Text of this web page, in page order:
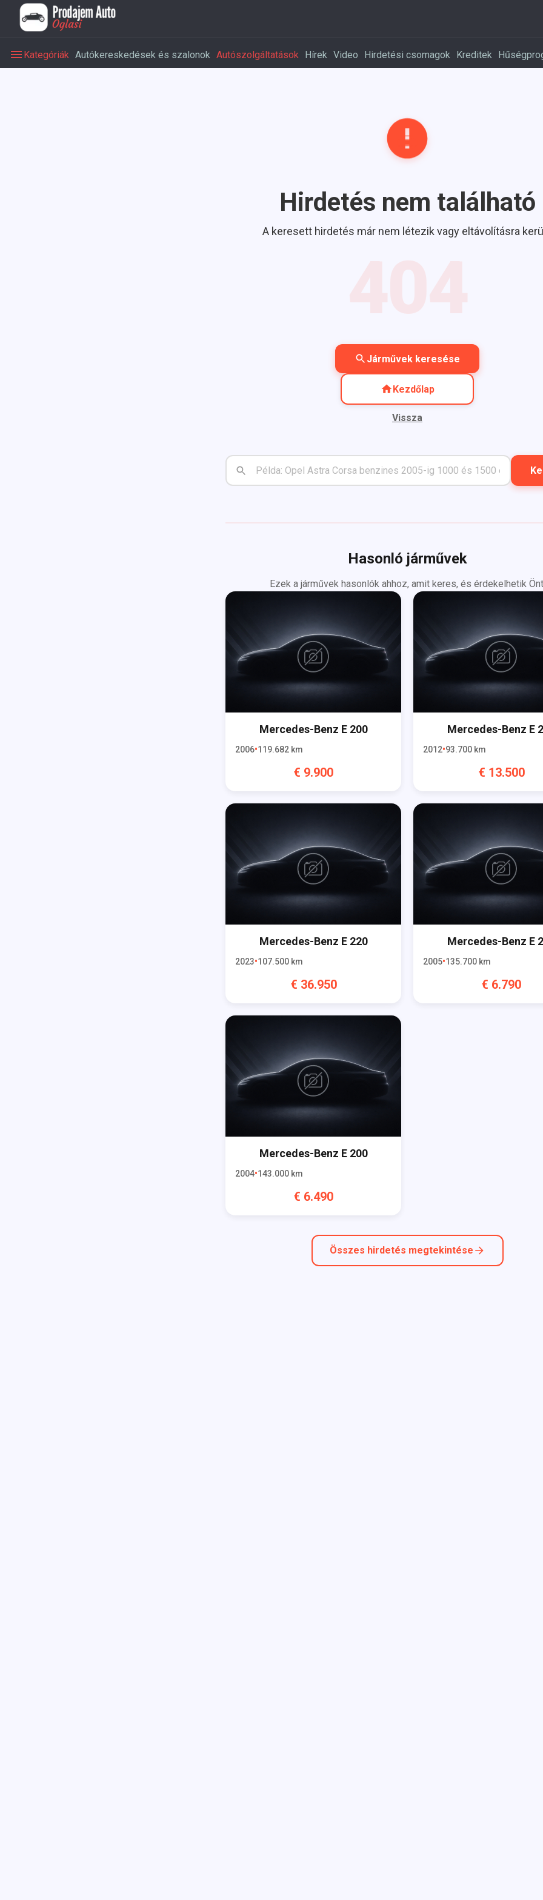
Kategóriák Autókereskedések és szalonok Autószolgáltatások Hírek Video Hirdetési csomagok Kreditek
Hirdetés nem található
A keresett hirdetés már nem létezik vagy eltávolításra
Járművek keresése
Kezdőlap
Vissza
Hasonló járművek
Ezek a járművek hasonlók ahhoz, amit keres, és érdekelhetik
Mercedes-Benz E 200
2006 119.682 km
€ 9.900
Mercedes-Benz E
2012 93.700 km
€ 13.500
Mercedes-Benz E 220
2023 107.500 km
€ 36.950
Mercedes-Benz E
2005 135.700 km
€ 6.790
Mercedes-Benz E 200
2004 143.000 km
€ 6.490
Összes hirdetés megtekintése